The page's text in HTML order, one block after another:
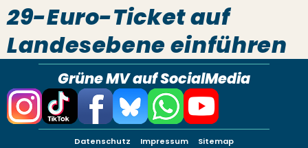
29-Euro-Ticket auf
Landesebene einführen
Grüne MV auf SocialMedia
Datenschutz Impressum Sitemap